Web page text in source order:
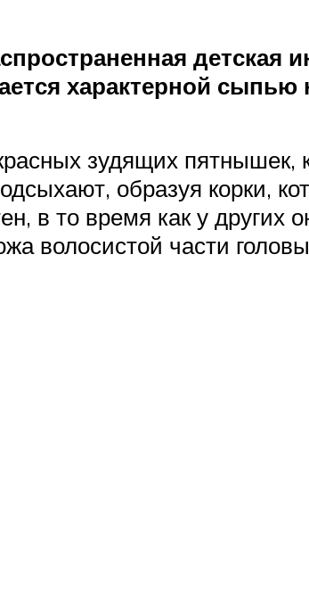
детская
характерной сыпью
зудящих
образуя корки,
в то время как у
волосистой части